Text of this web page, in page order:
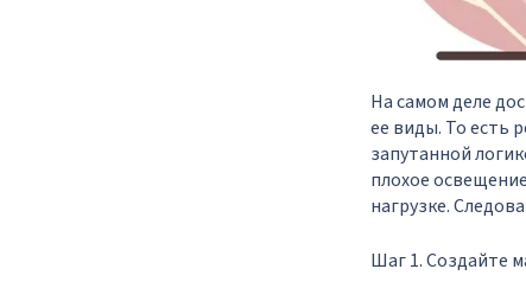
На самом деле
ее виды. То есть
запутанной
плохое
нагрузке.
Шаг 1. Создайте